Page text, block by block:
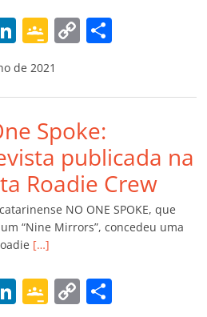
m
Li
n
k
e
dI
n
G
o
o
gl
e
Cl
a
ss
ro
o
m
C
y
Li
n
k
p
til
h
ar
de 2021
Spoke:
publicada na
Roadie Crew
NO ONE SPOKE, que
“Nine Mirrors”, concedeu uma
[…]
Li G C